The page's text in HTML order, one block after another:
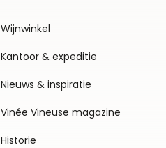
Wijnwinkel
Kantoor & expeditie
Nieuws & inspiratie
Vinée Vineuse magazine
Historie